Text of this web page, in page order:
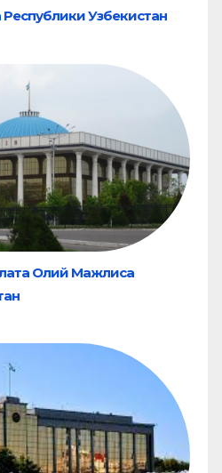
Узбекистан
Олий Мажлиса